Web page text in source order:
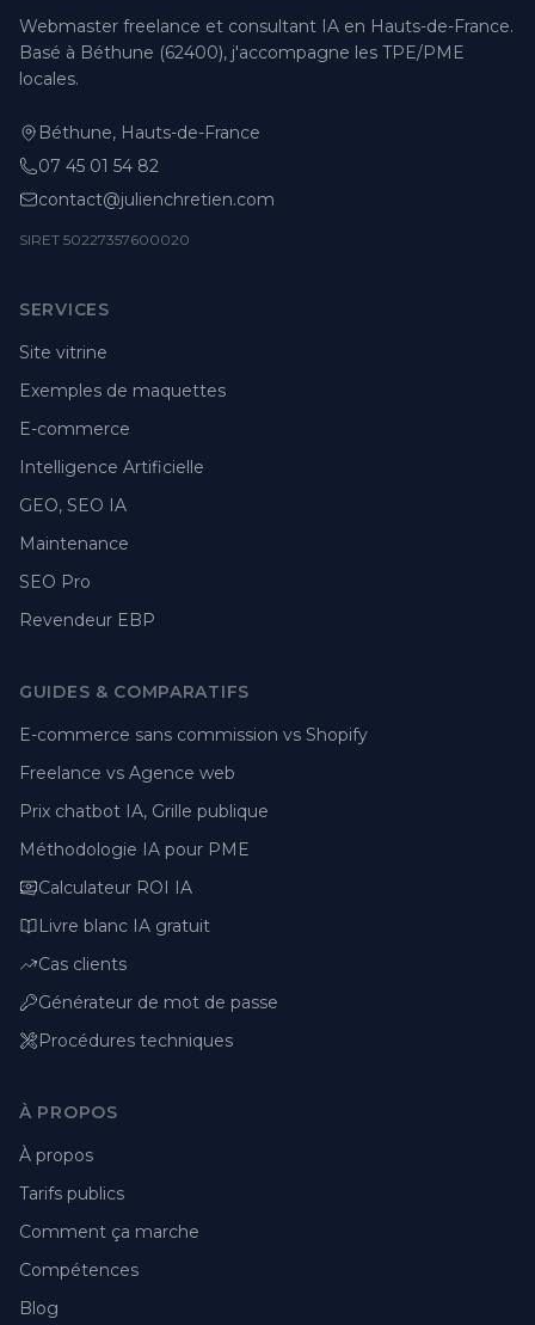
Webmaster freelance et consultant IA en Hauts-de-France.
Basé à Béthune (62400), j'accompagne les TPE/PME
locales.
Béthune, Hauts-de-France
07 45 01 54 82
contact@julienchretien.com
SIRET 50227357600020
SERVICES
Site vitrine
Exemples de maquettes
E-commerce
Intelligence Artificielle
GEO, SEO IA
Maintenance
SEO Pro
Revendeur EBP
GUIDES & COMPARATIFS
E-commerce sans commission vs Shopify
Freelance vs Agence web
Prix chatbot IA, Grille publique
Méthodologie IA pour PME
Calculateur ROI IA
Livre blanc IA gratuit
Cas clients
Générateur de mot de passe
Procédures techniques
À PROPOS
À propos
Tarifs publics
Comment ça marche
Compétences
Blog